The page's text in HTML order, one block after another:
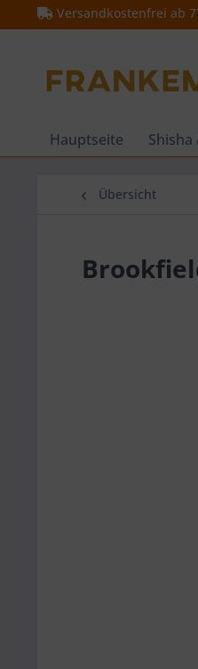
Versandkostenfrei ab
Hauptseite Shisha
Übersicht